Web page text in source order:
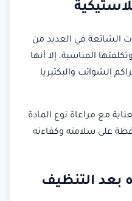
الشائعة في العديد من
المناسبة، إلا أنها
الشوائب والبكتيريا
مع مراعاة نوع المادة
على سلامته وكفاءته
بعد التنظيف